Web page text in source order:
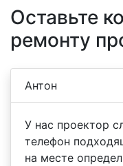
Оставьте
ремонту
Антон
У нас проектор
телефон
на месте